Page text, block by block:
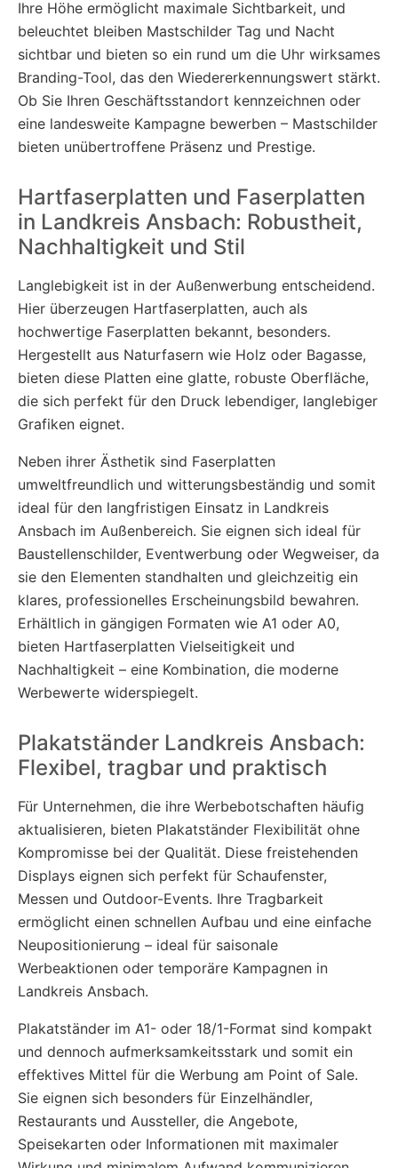
Ihre Höhe ermöglicht maximale Sichtbarkeit, und
beleuchtet bleiben Mastschilder Tag und Nacht
sichtbar und bieten so ein rund um die Uhr wirksames
Branding-Tool, das den Wiedererkennungswert stärkt.
Ob Sie Ihren Geschäftsstandort kennzeichnen oder
eine landesweite Kampagne bewerben – Mastschilder
bieten unübertroffene Präsenz und Prestige.
Hartfaserplatten und Faserplatten
in Landkreis Ansbach: Robustheit,
Nachhaltigkeit und Stil
Langlebigkeit ist in der Außenwerbung entscheidend.
Hier überzeugen Hartfaserplatten, auch als
hochwertige Faserplatten bekannt, besonders.
Hergestellt aus Naturfasern wie Holz oder Bagasse,
bieten diese Platten eine glatte, robuste Oberfläche,
die sich perfekt für den Druck lebendiger, langlebiger
Grafiken eignet.
Neben ihrer Ästhetik sind Faserplatten
umweltfreundlich und witterungsbeständig und somit
ideal für den langfristigen Einsatz in Landkreis
Ansbach im Außenbereich. Sie eignen sich ideal für
Baustellenschilder, Eventwerbung oder Wegweiser, da
sie den Elementen standhalten und gleichzeitig ein
klares, professionelles Erscheinungsbild bewahren.
Erhältlich in gängigen Formaten wie A1 oder A0,
bieten Hartfaserplatten Vielseitigkeit und
Nachhaltigkeit – eine Kombination, die moderne
Werbewerte widerspiegelt.
Plakatständer Landkreis Ansbach:
Flexibel, tragbar und praktisch
Für Unternehmen, die ihre Werbebotschaften häufig
aktualisieren, bieten Plakatständer Flexibilität ohne
Kompromisse bei der Qualität. Diese freistehenden
Displays eignen sich perfekt für Schaufenster,
Messen und Outdoor-Events. Ihre Tragbarkeit
ermöglicht einen schnellen Aufbau und eine einfache
Neupositionierung – ideal für saisonale
Werbeaktionen oder temporäre Kampagnen in
Landkreis Ansbach.
Plakatständer im A1- oder 18/1-Format sind kompakt
und dennoch aufmerksamkeitsstark und somit ein
effektives Mittel für die Werbung am Point of Sale.
Sie eignen sich besonders für Einzelhändler,
Restaurants und Aussteller, die Angebote,
Speisekarten oder Informationen mit maximaler